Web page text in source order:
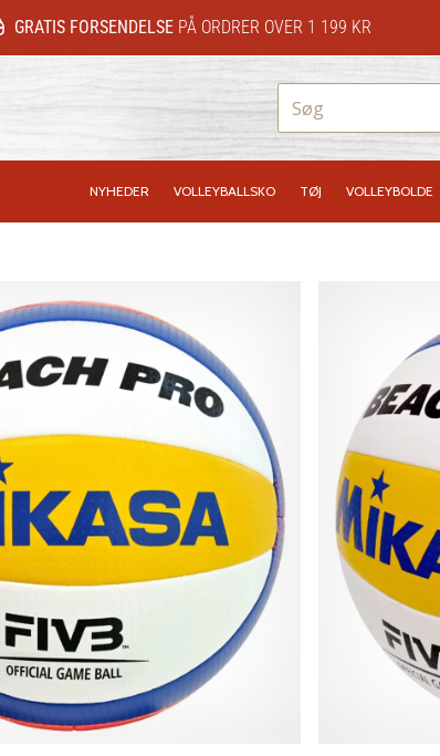
GRATIS FORSENDELSE PÅ ORDRER OVER 1 199 KR
NYHEDER VOLLEYBALLSKO TØJ VOLLEYBOLDE